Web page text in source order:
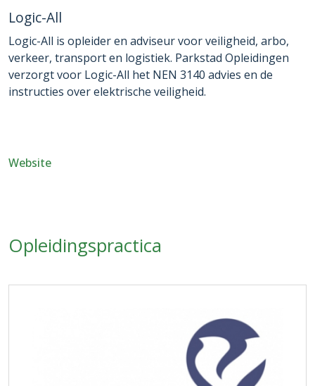
Logic-All
Logic-All is opleider en adviseur voor veiligheid, arbo,
verkeer, transport en logistiek. Parkstad Opleidingen
verzorgt voor Logic-All het NEN 3140 advies en de
instructies over elektrische veiligheid.
Website
Opleidingspractica